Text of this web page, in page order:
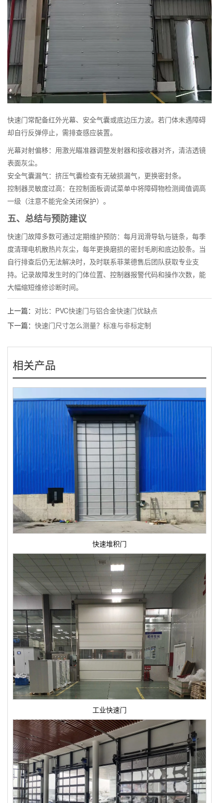
快速门常配备红外光幕、安全气囊或底边压力波。若门体未遇障碍
却自行反弹停止，需排查感应装置。
光幕对射偏移：用激光瞄准器调整发射器和接收器对齐，清洁透镜
表面灰尘。
安全气囊漏气：挤压气囊检查有无破损漏气，更换密封条。
控制器灵敏度过高：在控制面板调试菜单中将障碍物检测阈值调高
一级（注意不能完全关闭保护）。
五、总结与预防建议
快速门故障多数可通过定期维护预防：每月润滑导轨与链条，每季
度清理电机散热片灰尘，每年更换磨损的密封毛刷和底边胶条。当
自行排查后仍无法解决时，及时联系菲莱德售后团队获取专业支
持。记录故障发生时的门体位置、控制器报警代码和操作次数，能
大幅缩短维修诊断时间。
上一篇： 对比：PVC快速门与铝合金快速门优缺点
下一篇： 快速门尺寸怎么测量？标准与非标定制
相关产品
快速堆积门
工业快速门